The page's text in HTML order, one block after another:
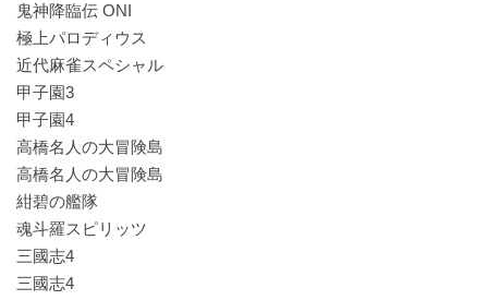
鬼神降臨伝 ONI
極上パロディウス
近代麻雀スペシャル
甲子園3
甲子園4
高橋名人の大冒険島
高橋名人の大冒険島
紺碧の艦隊
魂斗羅スピリッツ
三國志4
三國志4